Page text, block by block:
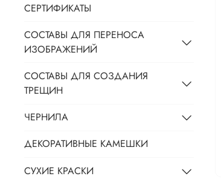
СЕРТИФИКАТЫ
СОСТАВЫ ДЛЯ ПЕРЕНОСА
ИЗОБРАЖЕНИЙ
СОСТАВЫ ДЛЯ СОЗДАНИЯ
ТРЕЩИН
ЧЕРНИЛА
ДЕКОРАТИВНЫЕ КАМЕШКИ
СУХИЕ КРАСКИ